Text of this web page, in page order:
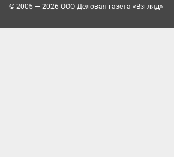
© 2005 — 2026 ООО Деловая газета «Взгляд»